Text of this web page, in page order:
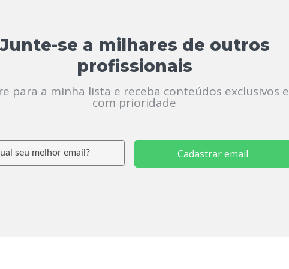
se a milhares de outros
profissionais
para a minha lista e receba conteúdos exclusivos e
com prioridade
Cadastrar email